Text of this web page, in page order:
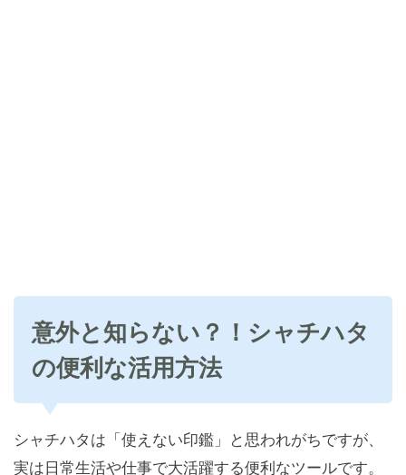
意外と知らない？！シャチハタ
の便利な活用方法
シャチハタは「使えない印鑑」と思われがちですが、
実は日常生活や仕事で大活躍する便利なツールです。